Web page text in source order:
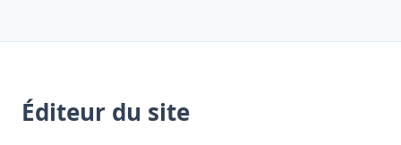
Éditeur du site